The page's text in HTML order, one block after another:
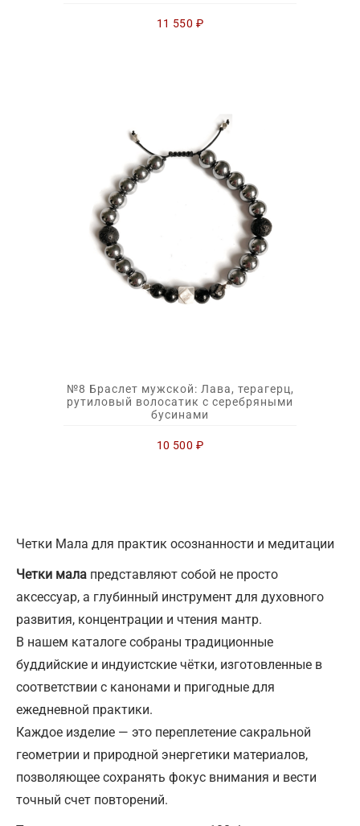
11 550 ₽
№8 Браслет мужской: Лава, терагерц,
рутиловый волосатик с серебряными
бусинами
10 500 ₽
Четки Мала для практик осознанности и медитации
Четки мала представляют собой не просто
аксессуар, а глубинный инструмент для духовного
развития, концентрации и чтения мантр.
В нашем каталоге собраны традиционные
буддийские и индуистские чётки, изготовленные в
соответствии с канонами и пригодные для
ежедневной практики.
Каждое изделие — это переплетение сакральной
геометрии и природной энергетики материалов,
позволяющее сохранять фокус внимания и вести
точный счет повторений.